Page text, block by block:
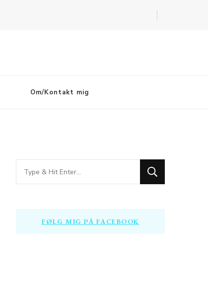
Om/Kontakt mig
Looking
for
FØLG MIG PÅ FACEBOOK